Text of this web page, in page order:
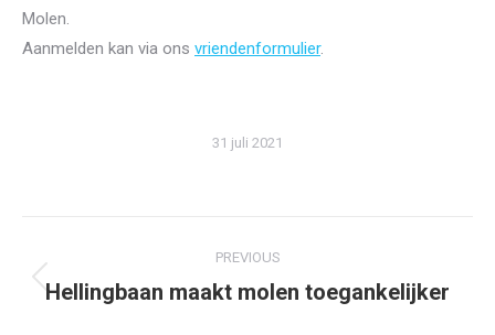
Molen.
Aanmelden kan via ons vriendenformulier.
31 juli 2021
navigation
PREVIOUS
Previous
Hellingbaan maakt molen toegankelijker